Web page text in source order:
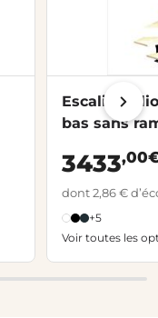
Escalier
bas sans
3433
dont 2,86 €
+5
Voir toutes les